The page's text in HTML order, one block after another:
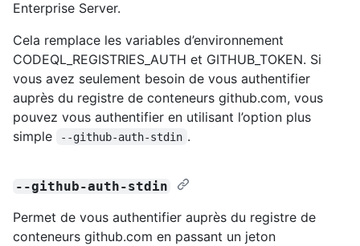
Enterprise Server.
Cela remplace les variables d’environnement
CODEQL_REGISTRIES_AUTH et GITHUB_TOKEN. Si
vous avez seulement besoin de vous authentifier
auprès du registre de conteneurs github.com, vous
pouvez vous authentifier en utilisant l’option plus
simple
--github-auth-stdin .
--github-auth-stdin
Permet de vous authentifier auprès du registre de
conteneurs github.com en passant un jeton